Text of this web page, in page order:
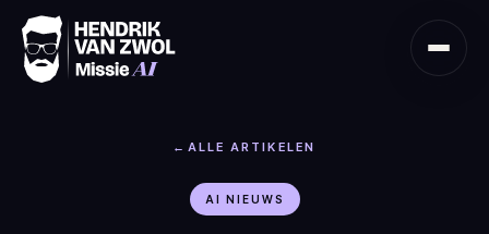
Ga naar hoofdinhoud
← ALLE ARTIKELEN
AI NIEUWS